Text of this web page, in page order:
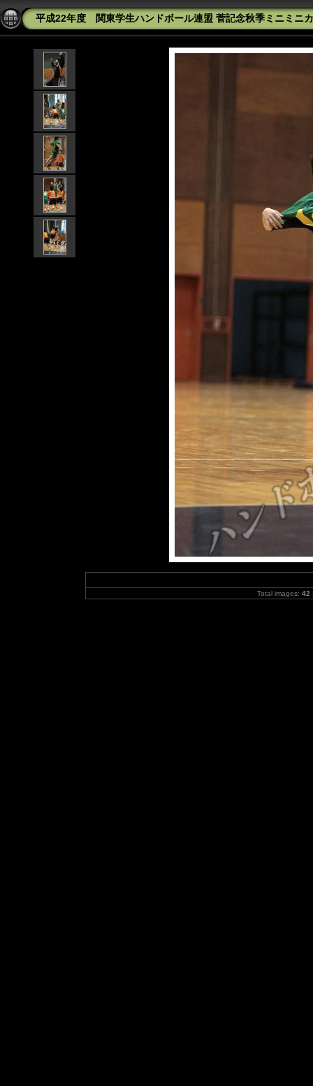
平成22年度 関東学生ハンドボール連盟 菅記念秋季ミニミ
Total images:42